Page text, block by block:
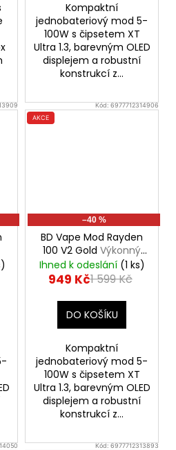
Kompaktní
jednobateriový mod 5-
100W s čipsetem XT
Ultra 1.3, barevným OLED
displejem a robustní
konstrukcí z...
Kód: 6977712314906
AKCE
–40 %
BD Vape Mod Rayden
100 V2 Gold Výkonný
značkový elektronický
Grip
Ihned k odeslání (1 ks)
949 Kč1 599 Kč
DO KOŠÍKU
Kompaktní
jednobateriový mod 5-
100W s čipsetem XT
Ultra 1.3, barevným OLED
displejem a robustní
konstrukcí z...
Kód:6977712313893